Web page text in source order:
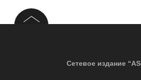
Сетевое издание